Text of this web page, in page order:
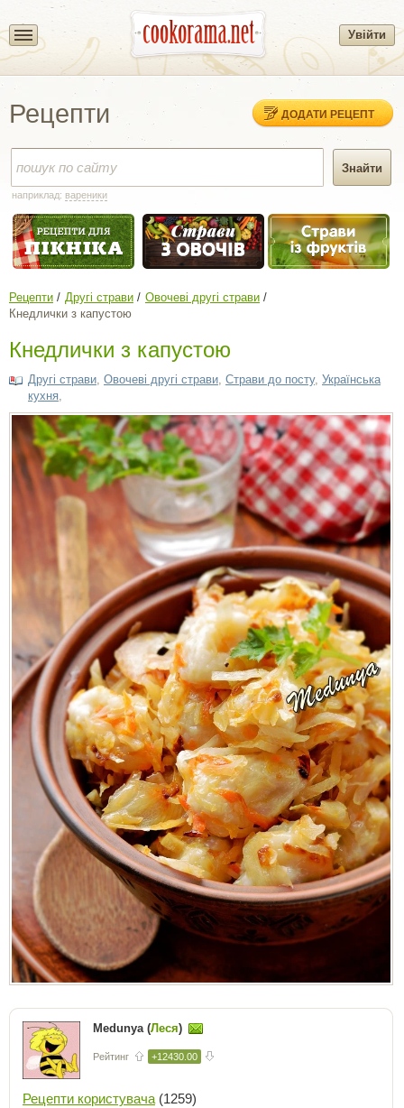
Увійти
Рецепти ДОДАТИ РЕЦЕПТ
наприклад: вареники
Рецепти Другі страви
Овочеві другі страви
Кнедлички з капустою
Кнедлички з капустою
Другі страви Овочеві другі страви Страви до посту, Українська
кухня
Medunya (Леся)
Рейтинг +12430.00
Рецепти користувача (1259)